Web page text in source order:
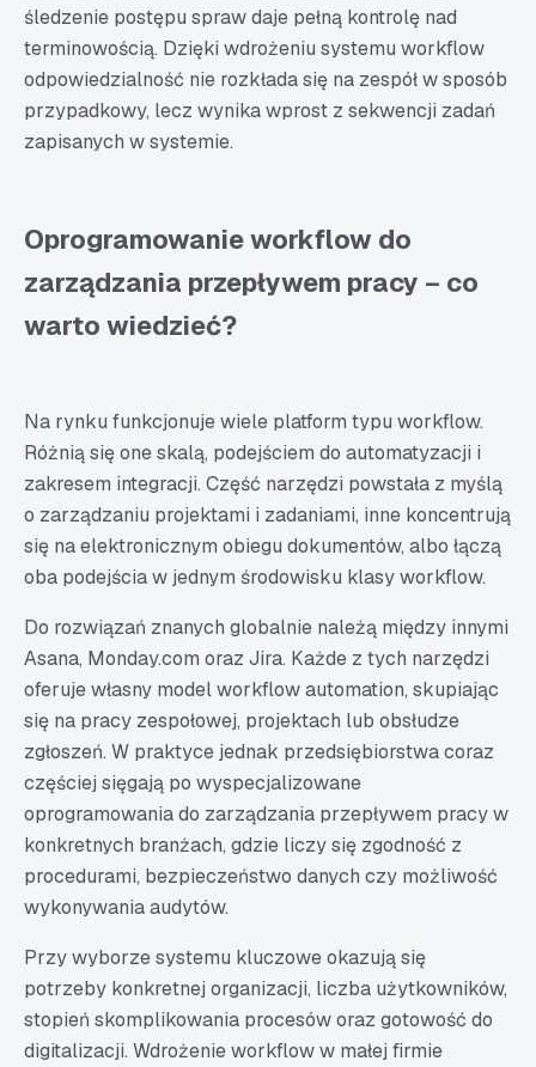
śledzenie postępu spraw daje pełną kontrolę nad
terminowością. Dzięki wdrożeniu systemu workflow
odpowiedzialność nie rozkłada się na zespół w sposób
przypadkowy, lecz wynika wprost z sekwencji zadań
zapisanych w systemie.
Oprogramowanie workflow do
zarządzania przepływem pracy – co
warto wiedzieć?
Na rynku funkcjonuje wiele platform typu workflow.
Różnią się one skalą, podejściem do automatyzacji i
zakresem integracji. Część narzędzi powstała z myślą
o zarządzaniu projektami i zadaniami, inne koncentrują
się na elektronicznym obiegu dokumentów, albo łączą
oba podejścia w jednym środowisku klasy workflow.
Do rozwiązań znanych globalnie należą między innymi
Asana, Monday.com oraz Jira. Każde z tych narzędzi
oferuje własny model workflow automation, skupiając
się na pracy zespołowej, projektach lub obsłudze
zgłoszeń. W praktyce jednak przedsiębiorstwa coraz
częściej sięgają po wyspecjalizowane
oprogramowania do zarządzania przepływem pracy w
konkretnych branżach, gdzie liczy się zgodność z
procedurami, bezpieczeństwo danych czy możliwość
wykonywania audytów.
Przy wyborze systemu kluczowe okazują się
potrzeby konkretnej organizacji, liczba użytkowników,
stopień skomplikowania procesów oraz gotowość do
digitalizacji. Wdrożenie workflow w małej firmie